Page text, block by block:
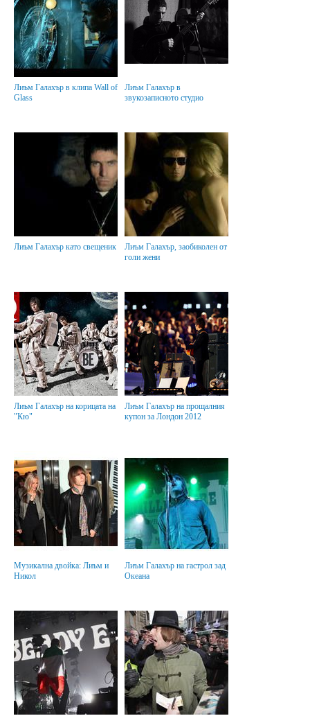
Лиъм Галахър в клипа Wall of
Glass
Лиъм Галахър в
звукозаписното студио
Лиъм Галахър като свещеник
Лиъм Галахър, заобиколен от
голи жени
Лиъм Галахър на корицата на
"Кю"
Лиъм Галахър на прощалния
купон за Лондон 2012
Музикална двойка: Лиъм и
Никол
Лиъм Галахър на гастрол зад
Океана